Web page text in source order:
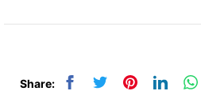
Share: